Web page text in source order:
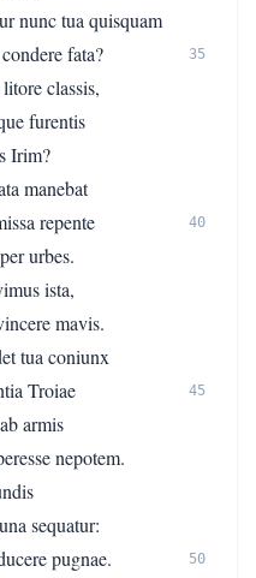
nunc tua quisquam
fata?
35
classis,
furentis
Irim?
manebat
repente
40
urbes.
ista,
mavis.
tua coniunx
Troiae
45
armis
nepotem.
sequatur:
pugnae.
50